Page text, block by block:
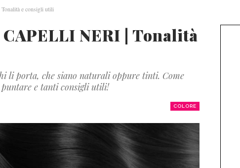
e consigli utili
NERI | Tonalità
li porta, che siano naturali oppure tinti. Come
e tanti consigli utili!
COLORE